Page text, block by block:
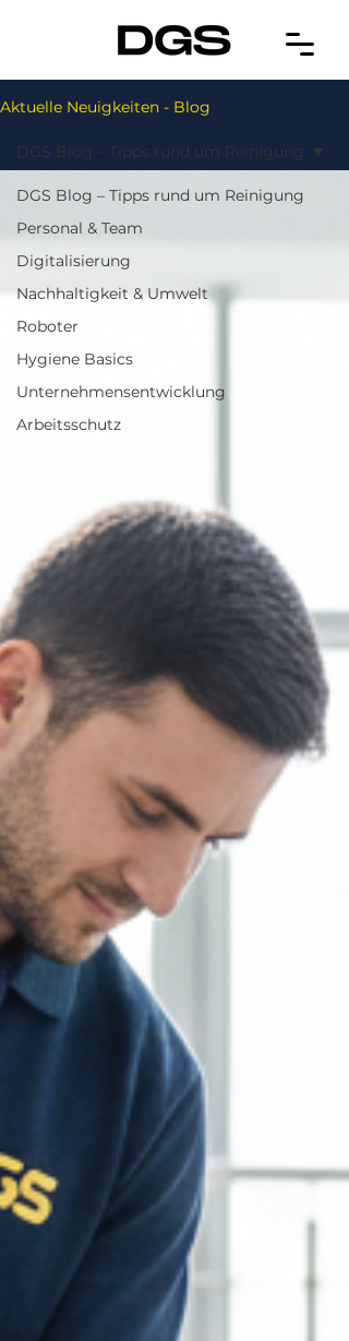
Aktuelle Neuigkeiten - Blog
DGS Blog – Tipps rund um Reinigung
Personal & Team
Digitalisierung
Nachhaltigkeit & Umwelt
Roboter
Hygiene Basics
Unternehmensentwicklung
Arbeitsschutz
DGS Blog – Tipps rund um Reinigung